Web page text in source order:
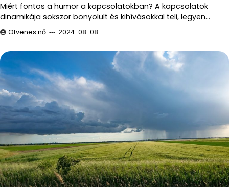
Miért fontos a humor a kapcsolatokban? A kapcsolatok
dinamikája sokszor bonyolult és kihívásokkal teli, legyen…
Ötvenes nő 2024-08-08